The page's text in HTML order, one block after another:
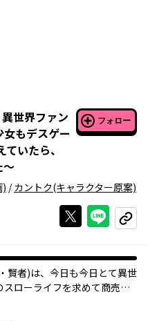
世界ファン
もデスゲー
いたら、
～
フォロー
) /カントク(キャラクター原案)
Xで投稿する
ライン
コピー
賢者)は、今日も今日とて異世
ローライフを求めて商売に